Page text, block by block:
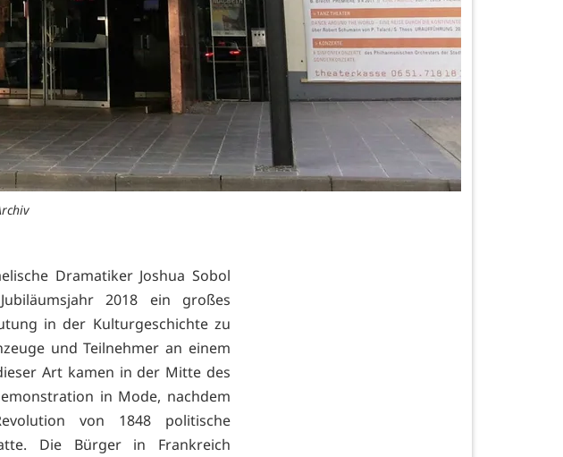
Dramatiker Joshua Sobol
2018 ein großes
in der Kulturgeschichte zu
und Teilnehmer an einem
Art kamen in der Mitte des
in Mode, nachdem
von 1848 politische
Die Bürger in Frankreich